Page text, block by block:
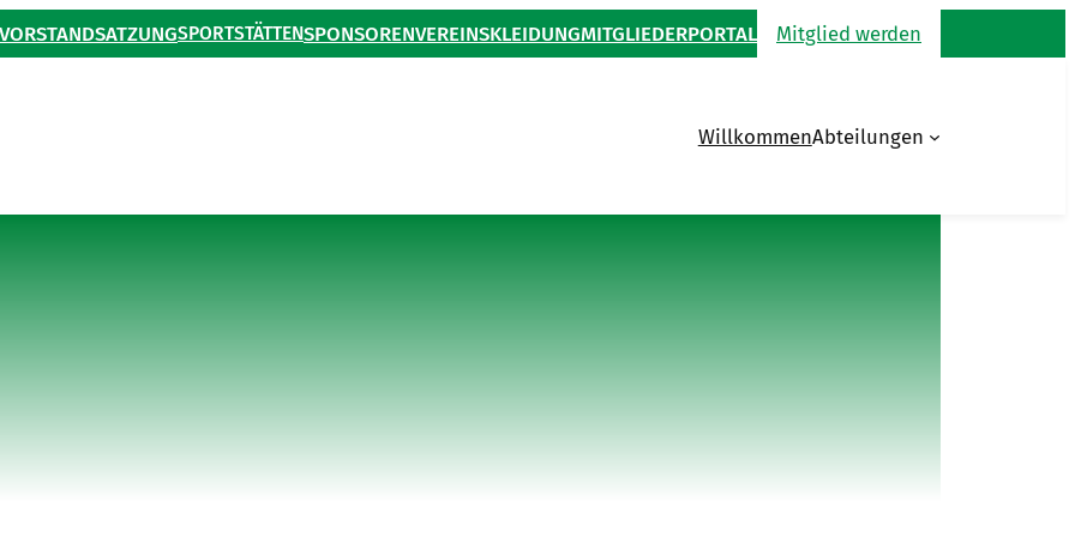
VORSTANDSATZUNGSPORTSTÄTTENSPONSORENVEREINSKLEIDUNGMITGLIEDERPORTAL Mitglied werden
WillkommenAbteilungen